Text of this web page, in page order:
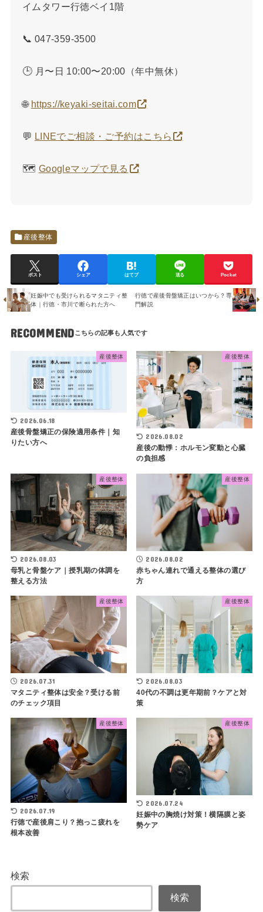
イムタワー行徳ベイ1階
📞 047-359-3500
🕒 月〜日 10:00〜20:00（年中無休）
🌐 https://keyaki-seitai.com
💬 LINEでご相談・ご予約はこちら
🗺️ Googleマップで見る
産後整体
ポスト シェア はてブ 送る Pocket
妊娠中でも受けられるマタニティ整
体｜行徳・市川で断られた方へ
行徳で産後骨盤矯正はいつから？専
門解説
RECOMMEND
産後整体
2026.06.18
産後骨盤矯正の保険適用条件｜知
りたい方へ
産後整体
2026.08.02
産後の動悸：ホルモン変動と心臓
の負担感
産後整体
2026.08.03
母乳と骨盤ケア｜授乳期の体調を
整える方法
産後整体
2026.08.02
赤ちゃん連れで通える整体の選び
方
産後整体
2026.07.31
マタニティ整体は安全？受ける前
のチェック項目
産後整体
2026.08.03
40代の不調は更年期前？ケアと対
策
産後整体
2026.07.19
行徳で産後肩こり？抱っこ疲れを
根本改善
産後整体
2026.07.24
妊娠中の胸焼け対策！横隔膜と姿
勢ケア
検索
検索